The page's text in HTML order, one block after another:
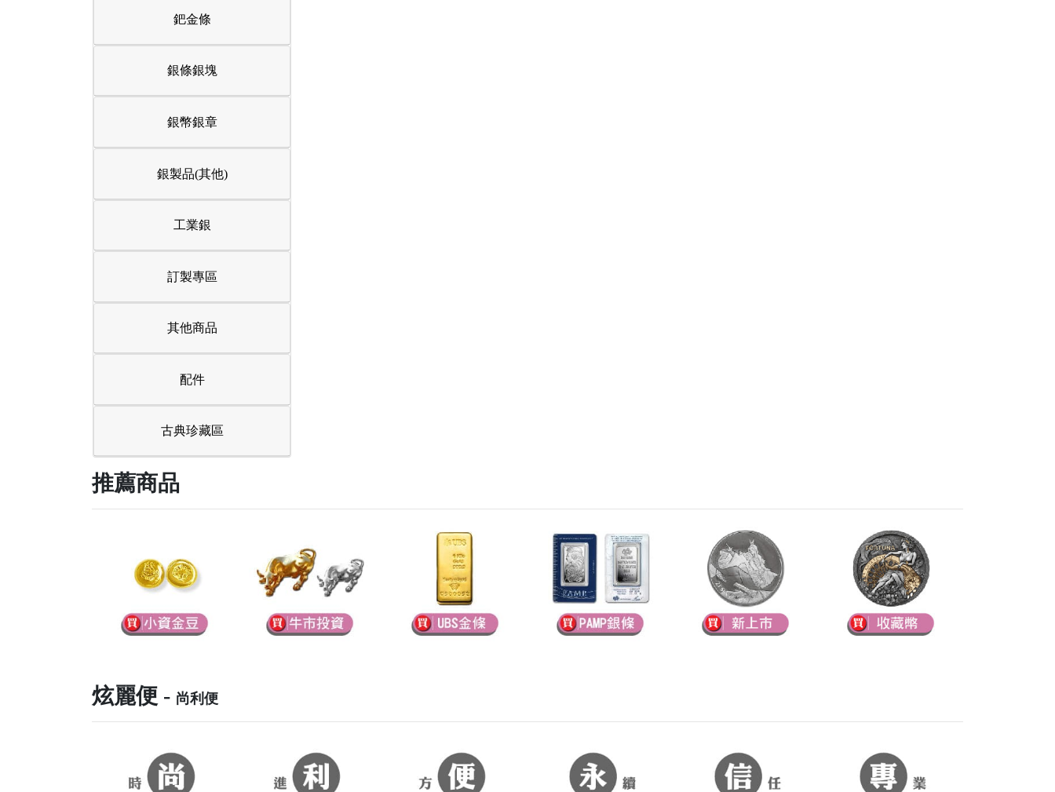
鈀金條
銀條銀塊
銀幣銀章
銀製品(其他)
工業銀
訂製專區
其他商品
配件
古典珍藏區
推薦商品
炫麗便 - 尚利便